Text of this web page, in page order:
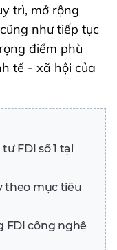
trì, mở rộng
như tiếp tục
điểm phù
tế - xã hội của
FDI số 1 tại
theo mục tiêu
FDI công nghệ